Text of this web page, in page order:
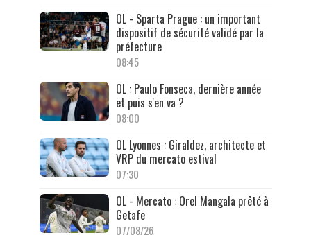
OL - Sparta Prague : un important
dispositif de sécurité validé par la
préfecture
08:45
OL : Paulo Fonseca, dernière année
et puis s'en va ?
08:00
OL Lyonnes : Giraldez, architecte et
VRP du mercato estival
07:30
OL - Mercato : Orel Mangala prêté à
Getafe
07/08/26